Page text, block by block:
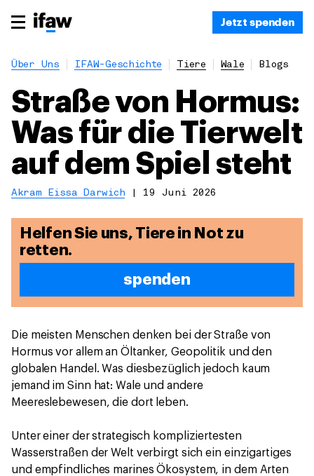
Jetzt spenden
Über Uns IFAW-Geschichte Tiere Wale Blogs
Straße von Hormus:
Was für die Tierwelt
auf dem Spiel steht
Akram Eissa Darwich 19 Juni 2026
Helfen Sie uns, Tiere in Not zu
retten.
spenden
Die meisten Menschen denken bei der Straße von
Hormus vor allem an Öltanker, Geopolitik und den
globalen Handel. Was diesbezüglich jedoch kaum
jemand im Sinn hat: Wale und andere
Meereslebewesen, die dort leben.
Unter einer der strategisch kompliziertesten
Wasserstraßen der Welt verbirgt sich ein einzigartiges
und empfindliches marines Ökosystem, in dem Arten